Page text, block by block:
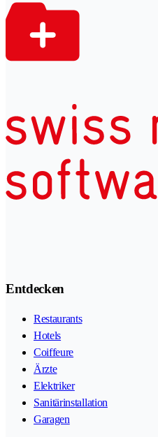
Entdecken
Restaurants
Hotels
Coiffeure
Ärzte
Elektriker
Sanitärinstallation
Garagen